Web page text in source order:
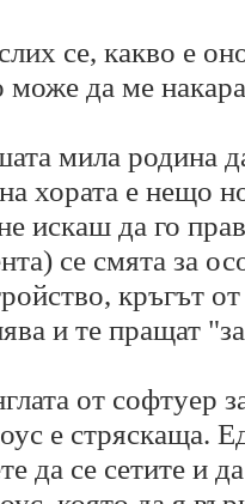
се, какво е
може да ме
мила родина
хората е нещо
искаш да го
се смята за
кръгът
и те пращат
от софтуер
е стряскаща.
да се сетите и